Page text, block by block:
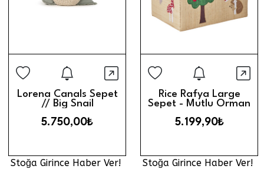
Stoğa Girince Haber Ver
Hızlı Görünüm
Lorena Canals Sepet
// Big Snail
5.750,00₺
Stoğa Girince Haber Ver!
Stoğa
Rice Rafya Large
Sepet - Mutlu Orman
5.199,90₺
Stoğa Girince Haber Ver!